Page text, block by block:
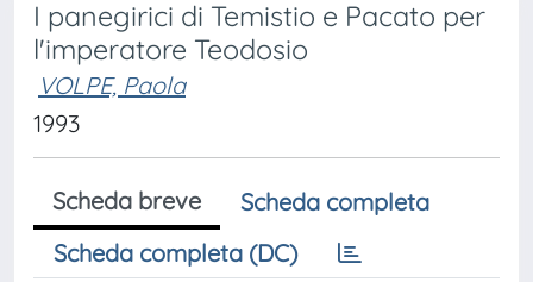
I panegirici di Temistio e Pacato per
l'imperatore Teodosio
VOLPE, Paola
1993
Scheda breve
Scheda completa
Scheda completa (DC)